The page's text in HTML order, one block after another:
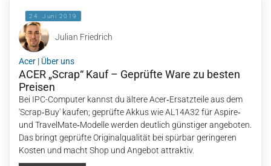
24. Juni 2019
Julian Friedrich
Acer | Über uns
ACER „Scrap“ Kauf – Geprüfte Ware zu besten
Preisen
Bei IPC-Computer kannst du ältere Acer‑Ersatzteile aus dem
'Scrap‑Buy' kaufen; geprüfte Akkus wie AL14A32 für Aspire‑
und TravelMate‑Modelle werden deutlich günstiger angeboten.
Das bringt geprüfte Originalqualität bei spürbar geringeren
Kosten und macht Shop und Angebot attraktiv.